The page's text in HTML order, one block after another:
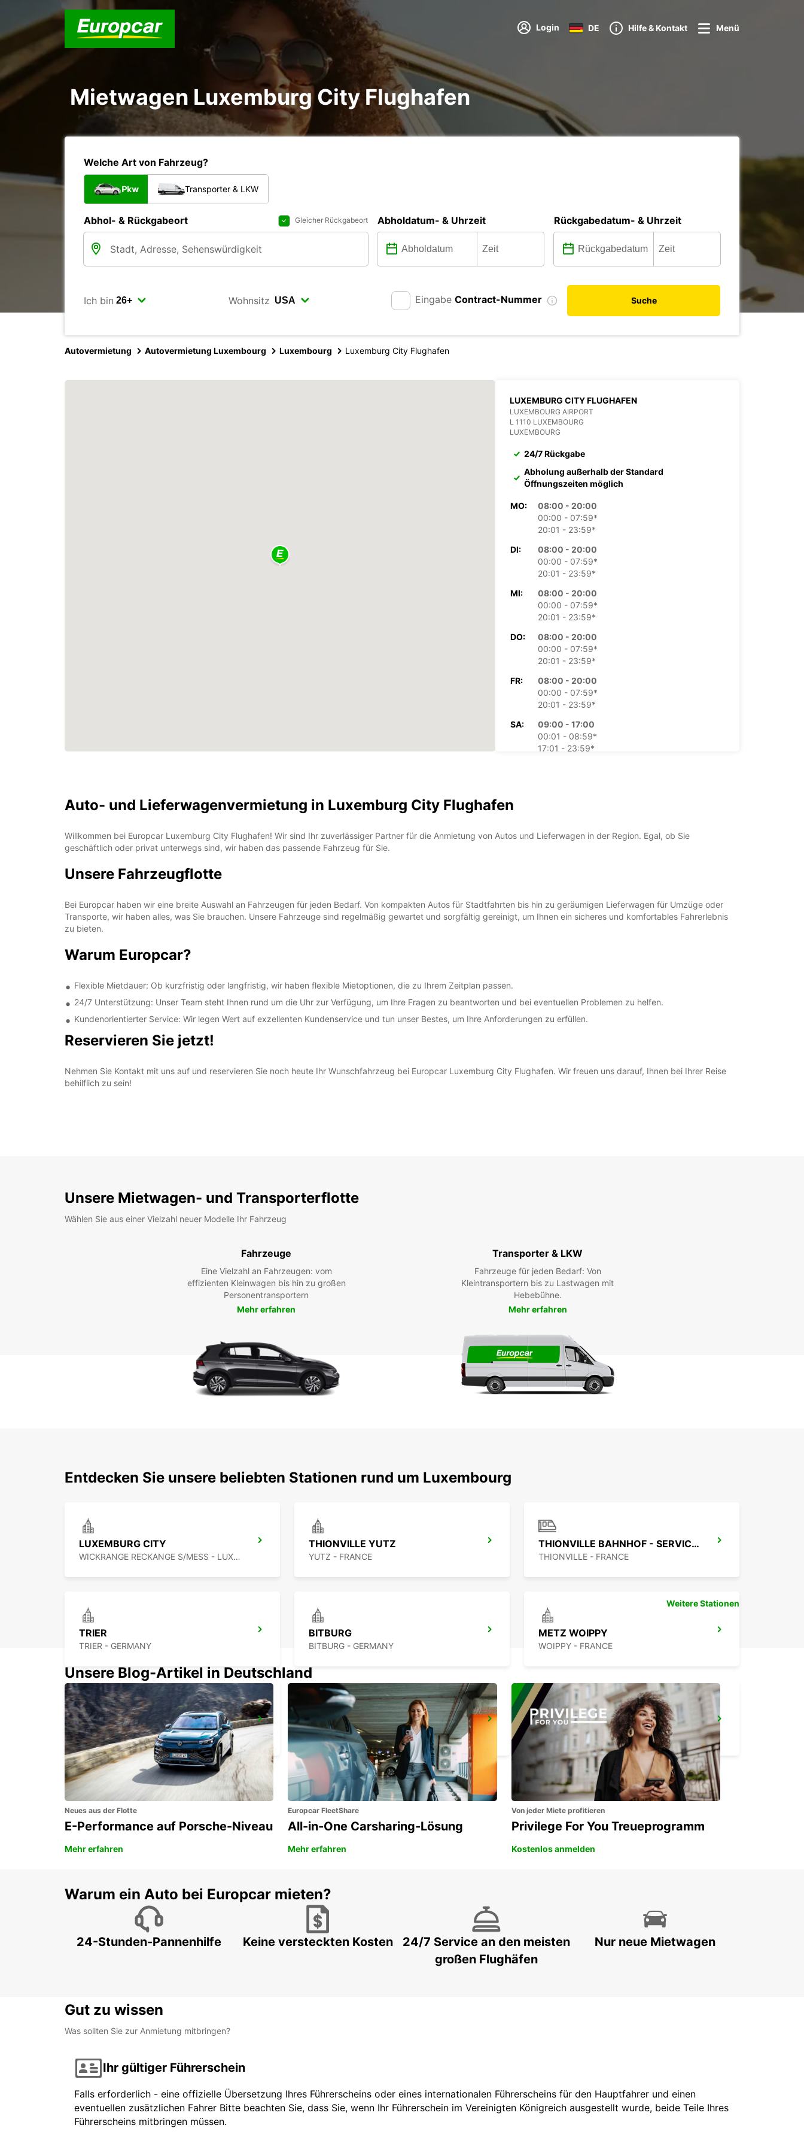
Login DE Hilfe & Kontakt Menü
Mietwagen Luxemburg City Flughafen
Welche Art von Fahrzeug?
Pkw Transporter & LKW
Abhol- & Rückgabeort Gleicher Rückgabeort Abholdatum- & Uhrzeit Rückgabedatum- & Uhrzeit
Ich bin Wohnsitz Eingabe Contract-Nummer Suche
Autovermietung Autovermietung Luxembourg Luxembourg Luxemburg City Flughafen
LUXEMBURG CITY FLUGHAFEN
LUXEMBOURG AIRPORT
L 1110 LUXEMBOURG
LUXEMBOURG
24/7 Rückgabe
Abholung außerhalb der Standard
Öffnungszeiten möglich
MO:
08:00 - 20:00
00:00 - 07:59*
20:01 - 23:59*
DI:
08:00 - 20:00
00:00 - 07:59*
20:01 - 23:59*
MI:
08:00 - 20:00
00:00 - 07:59*
20:01 - 23:59*
DO:
08:00 - 20:00
00:00 - 07:59*
20:01 - 23:59*
FR:
08:00 - 20:00
00:00 - 07:59*
20:01 - 23:59*
SA:
09:00 - 17:00
00:01 - 08:59*
17:01 - 23:59*
*Abholung und Rückgabe außerhalb der
Die Öffnungszeiten können aufgrund von gesetzlichen
Route
Auto- und Lieferwagenvermietung in Luxemburg City Flughafen
Willkommen bei Europcar Luxemburg City Flughafen! Wir sind Ihr zuverlässiger Partner für die Anmietung von Autos und Lieferwagen in der Region. Egal, ob Sie
geschäftlich oder privat unterwegs sind, wir haben das passende Fahrzeug für Sie.
Unsere Fahrzeugflotte
Bei Europcar haben wir eine breite Auswahl an Fahrzeugen für jeden Bedarf. Von kompakten Autos für Stadtfahrten bis hin zu geräumigen Lieferwagen für Umzüge oder
Transporte, wir haben alles, was Sie brauchen. Unsere Fahrzeuge sind regelmäßig gewartet und sorgfältig gereinigt, um Ihnen ein sicheres und komfortables Fahrerlebnis
zu bieten.
Warum Europcar?
Flexible Mietdauer: Ob kurzfristig oder langfristig, wir haben flexible Mietoptionen, die zu Ihrem Zeitplan passen.
24/7 Unterstützung: Unser Team steht Ihnen rund um die Uhr zur Verfügung, um Ihre Fragen zu beantworten und bei eventuellen Problemen zu helfen.
Kundenorientierter Service: Wir legen Wert auf exzellenten Kundenservice und tun unser Bestes, um Ihre Anforderungen zu erfüllen.
Reservieren Sie jetzt!
Nehmen Sie Kontakt mit uns auf und reservieren Sie noch heute Ihr Wunschfahrzeug bei Europcar Luxemburg City Flughafen. Wir freuen uns darauf, Ihnen bei Ihrer Reise
behilflich zu sein!
Unsere Mietwagen- und Transporterflotte
Wählen Sie aus einer Vielzahl neuer Modelle Ihr Fahrzeug
Fahrzeuge
Eine Vielzahl an Fahrzeugen: vom
effizienten Kleinwagen bis hin zu großen
Personentransportern
Mehr erfahren
Transporter & LKW
Fahrzeuge für jeden Bedarf: Von
Kleintransportern bis zu Lastwagen mit
Hebebühne.
Mehr erfahren
Entdecken Sie unsere beliebten Stationen rund um Luxembourg
LUXEMBURG CITY
WICKRANGE RECKANGE S/MESS - LUXEMBOURG
THIONVILLE YUTZ
YUTZ - FRANCE
THIONVILLE BAHNHOF - SERVICE-POINT
THIONVILLE - FRANCE
TRIER
TRIER - GERMANY
BITBURG
BITBURG - GERMANY
METZ WOIPPY
WOIPPY - FRANCE
METZER BAHNHOF
METZ - FRANCE
ST AVOLD
SAINT AVOLD - FRANCE
ST. WENDEL
ST WENDEL - GERMANY
Weitere Stationen
Unsere Blog-Artikel in Deutschland
Neues aus der Flotte
E-Performance auf Porsche-Niveau
Mehr erfahren
Europcar FleetShare
All-in-One Carsharing-Lösung
Mehr erfahren
Von jeder Miete profitieren
Privilege For You Treueprogramm
Kostenlos anmelden
Warum ein Auto bei Europcar mieten?
24-Stunden-Pannenhilfe Keine versteckten Kosten
24/7 Service an den meisten
großen Flughäfen
Nur neue Mietwagen
Gut zu wissen
Was sollten Sie zur Anmietung mitbringen?
Ihr gültiger Führerschein
Falls erforderlich - eine offizielle Übersetzung Ihres Führerscheins oder eines internationalen Führerscheins für den Hauptfahrer und einen
eventuellen zusätzlichen Fahrer Bitte beachten Sie, dass Sie, wenn Ihr Führerschein im Vereinigten Königreich ausgestellt wurde, beide Teile Ihres
Führerscheins mitbringen müssen.